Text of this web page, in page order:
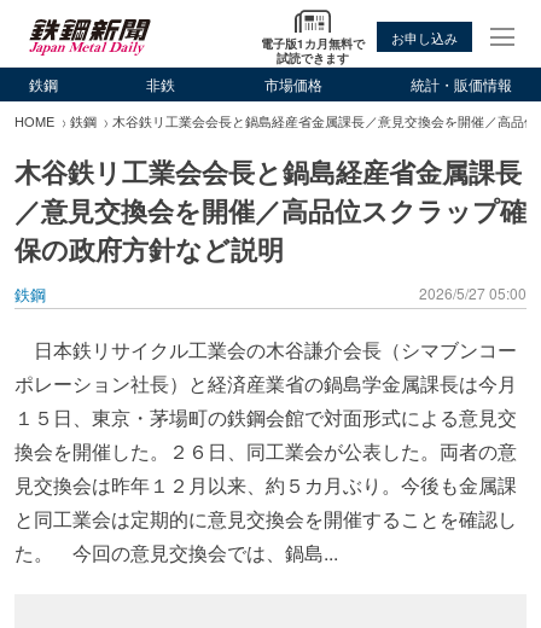
電子版1カ月無料で
試読できます
お申し込み
鉄鋼 非鉄 市場価格 統計・販価情報
HOME 鉄鋼 木谷鉄リ工業会会長と鍋島経産省金属課長／意見交換会を開催／高品
木谷鉄リ工業会会長と鍋島経産省金属課長
／意見交換会を開催／高品位スクラップ確
保の政府方針など説明
鉄鋼 2026/5/27 05:00
日本鉄リサイクル工業会の木谷謙介会長（シマブンコー
ポレーション社長）と経済産業省の鍋島学金属課長は今月
１５日、東京・茅場町の鉄鋼会館で対面形式による意見交
換会を開催した。２６日、同工業会が公表した。両者の意
見交換会は昨年１２月以来、約５カ月ぶり。今後も金属課
と同工業会は定期的に意見交換会を開催することを確認し
た。 今回の意見交換会では、鍋島...